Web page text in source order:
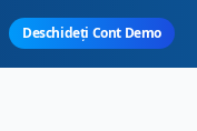
Deschideți Cont Demo